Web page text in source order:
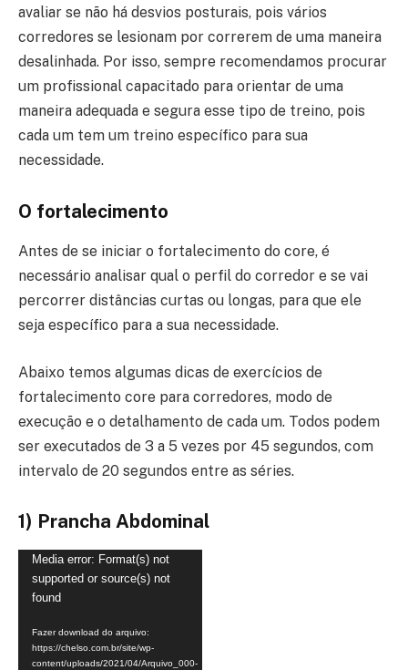
avaliar se não há desvios posturais, pois vários
corredores se lesionam por correrem de uma maneira
desalinhada. Por isso, sempre recomendamos procurar
um profissional capacitado para orientar de uma
maneira adequada e segura esse tipo de treino, pois
cada um tem um treino específico para sua
necessidade.
O fortalecimento
Antes de se iniciar o fortalecimento do core, é
necessário analisar qual o perfil do corredor e se vai
percorrer distâncias curtas ou longas, para que ele
seja específico para a sua necessidade.
Abaixo temos algumas dicas de exercícios de
fortalecimento core para corredores, modo de
execução e o detalhamento de cada um. Todos podem
ser executados de 3 a 5 vezes por 45 segundos, com
intervalo de 20 segundos entre as séries.
1) Prancha Abdominal
Tocador
de
Media error: Format(s) not
supported or source(s) not
found
Fazer download do arquivo:
https://chelso.com.br/site/wp-
content/uploads/2021/04/Arquivo_000-